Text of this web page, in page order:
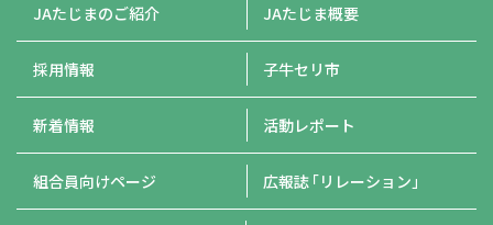
JAたじまのご紹介 JAたじま概要
採用情報 子牛セリ市
新着情報 活動レポート
組合員向けページ 広報誌「リレーション」